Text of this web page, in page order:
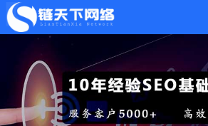
网站托管_网站托管代运